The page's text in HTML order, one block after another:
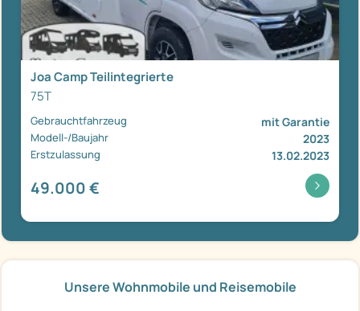
Joa Camp Teilintegrierte
75T
Gebrauchtfahrzeug mit Garantie
Modell-/Baujahr 2023
Erstzulassung 13.02.2023
49.000 €
Unsere Wohnmobile und Reisemobile